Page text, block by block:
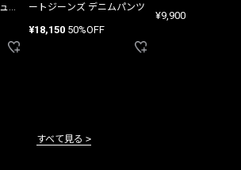
ガ
ートジーンズ デニムパンツ
¥18,150 50%OFF
¥9,900
すべて見る